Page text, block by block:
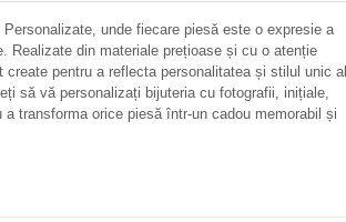
unde fiecare piesă este o expresie a
Realizate din materiale prețioase și cu o atenție
pentru a reflecta personalitatea și stilul unic al
să vă personalizați bijuteria cu fotografii, inițiale,
transforma orice piesă într-un cadou memorabil și